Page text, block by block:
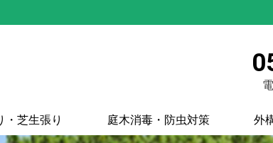
・芝生張り 庭木消毒・防虫対策 外